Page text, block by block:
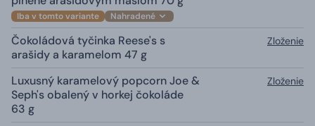
Iba v tomto variante Nahradené
Čokoládová tyčinka Reese's s
arašidy a karamelom 47 g
Zloženie
Luxusný karamelový popcorn Joe &
Seph's obalený v horkej čokoláde
63 g
Zloženie